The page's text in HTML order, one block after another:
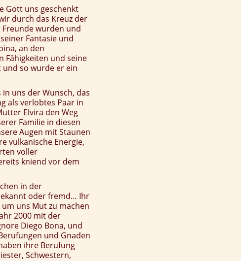
Gott uns geschenkt
durch das Kreuz der
wurden und
Fantasie und
an den
Fähigkeiten und seine
so wurde er ein
uns der Wunsch, das
als verlobtes Paar in
Elvira den Weg
Familie in diesen
Augen mit Staunen
vulkanische Energie,
voller
kniend vor dem
in der
oder fremd… Ihr
uns Mut zu machen
2000 mit der
Diego Bona, und
und Gnaden
ihre Berufung
Schwestern,